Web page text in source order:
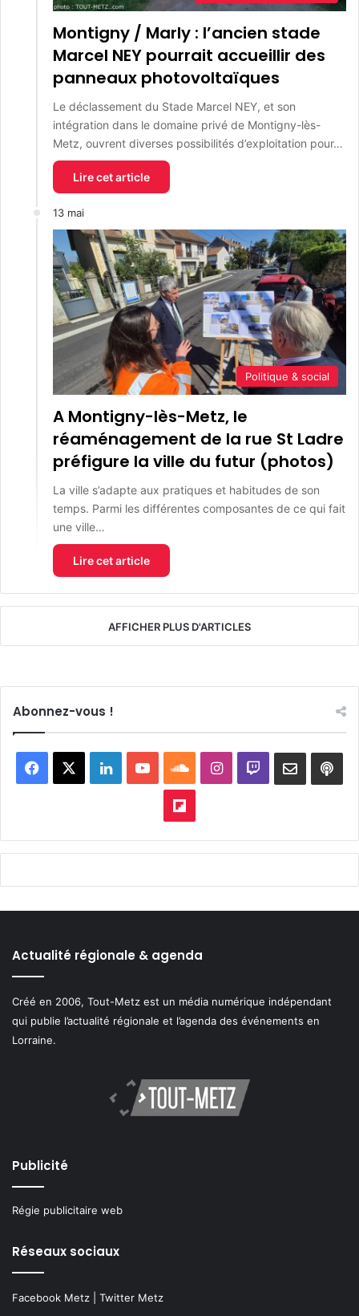
Montigny / Marly : l’ancien stade
Marcel NEY pourrait accueillir des
panneaux photovoltaïques
Le déclassement du Stade Marcel NEY, et son
intégration dans le domaine privé de Montigny-lès-
Metz, ouvrent diverses possibilités d’exploitation pour…
Lire cet article
13 mai
Politique & social
A Montigny-lès-Metz, le
réaménagement de la rue St Ladre
préfigure la ville du futur (photos)
La ville s’adapte aux pratiques et habitudes de son
temps. Parmi les différentes composantes de ce qui fait
une ville…
Lire cet article
AFFICHER PLUS D'ARTICLES
Abonnez-vous !
Facebook LinkedinYouTubeSoundCloud
Instagram
Twitch
Flipboard
Actualité régionale & agenda
Créé en 2006, Tout-Metz est un média numérique indépendant
qui publie l’actualité régionale et l’agenda des événements en
Lorraine.
Publicité
Régie publicitaire web
Réseaux sociaux
Facebook Metz Twitter Metz